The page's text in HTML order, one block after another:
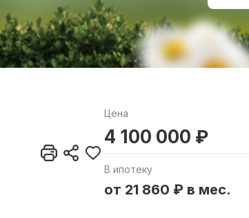
Цена
4 100 000 ₽
В ипотеку
от 21 860 ₽ в мес.